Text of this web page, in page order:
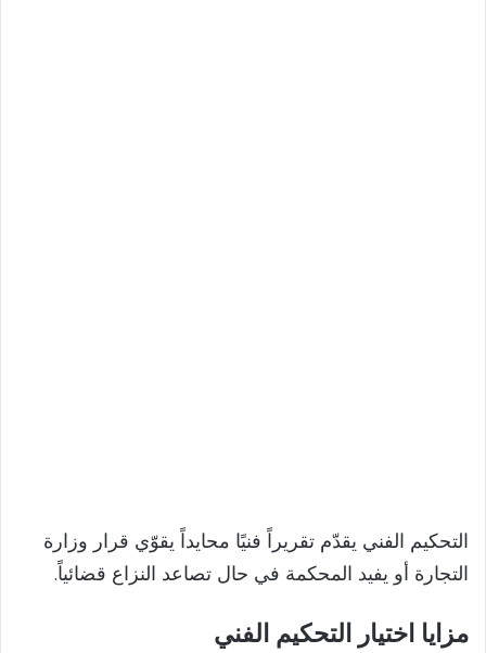
التحكيم الفني يقدّم تقريراً فنيًا محايداً يقوّي قرار وزارة
التجارة أو يفيد المحكمة في حال تصاعد النزاع قضائياً.
مزايا اختيار التحكيم الفني